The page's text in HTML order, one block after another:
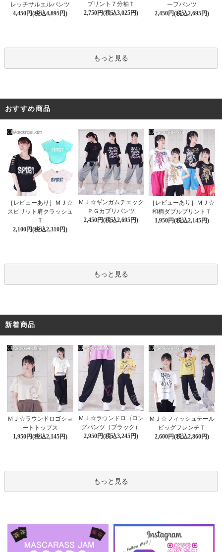
レッチサルエルパンツ
4,450円(税込4,895円)
プリント７分袖Ｔ
2,750円(税込3,025円)
ーフパンツ
2,450円(税込2,695円)
もっと見る
おすすめ商品
［レビューあり］ＭＪ☆
スピリット肩クラッシュ
Ｔ
2,100円(税込2,310円)
ＭＪ☆ギンガムチェック
ＰＧカプリパンツ
2,450円(税込2,695円)
［レビューあり］ＭＪ☆
和柄ダブルプリントＴ
1,950円(税込2,145円)
もっと見る
新着商品
ＭＪ☆ラウンドロゴショ
ートトップス
1,950円(税込2,145円)
ＭＪ☆ラウンドロゴロン
グパンツ（ブラック）
2,950円(税込3,245円)
ＭＪ☆フィッシュテール
ビッグフレンチＴ
2,600円(税込2,860円)
もっと見る